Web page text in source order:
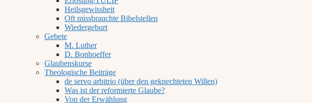
Heilsgewissheit
Oft missbrauchte Bibelstellen
Wiedergeburt
Gebete
M. Luther
D. Bonhoeffer
Glaubenskurse
Theologische Beiträge
de servo arbitrio (über den geknechteten Willen)
Was ist der reformierte Glaube?
Von der Erwählung